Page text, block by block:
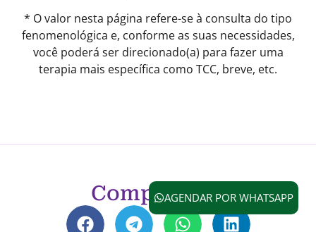
* O valor nesta página refere-se à consulta do tipo
fenomenológica e, conforme as suas necessidades,
você poderá ser direcionado(a) para fazer uma
terapia mais específica como TCC, breve, etc.
CompartilheAGENDAR POR WHATSAPP